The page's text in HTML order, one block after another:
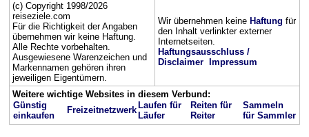
(c) Copyright 1998/2026
reiseziele.com
Für die Richtigkeit der Angaben
übernehmen wir keine Haftung.
Alle Rechte vorbehalten.
Ausgewiesene Warenzeichen und
Markennamen gehören ihren
jeweiligen Eigentümern.
Wir übernehmen keine Haftung für
den Inhalt verlinkter externer
Internetseiten.
Haftungsausschluss /
Disclaimer
Impressum
Weitere wichtige Websites in diesem Verbund:
Günstig
einkaufen
Freizeitnetzwerk Laufen für
Läufer
Reiten für
Reiter
Sammeln
für Sammler